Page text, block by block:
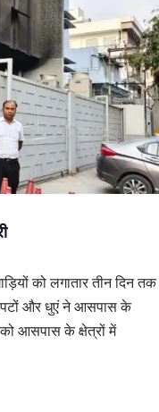
को लगातार तीन दिन तक
और धुएं ने आसपास के
आसपास के क्षेत्रों में